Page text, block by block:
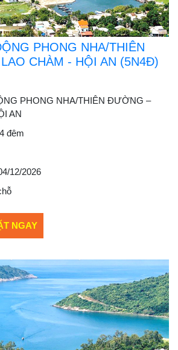
PHONG NHA/THIÊN
CHÀM - HỘI AN (5N4Đ)
PHONG NHA/THIÊN ĐƯỜNG –
AN
đêm
12/2026